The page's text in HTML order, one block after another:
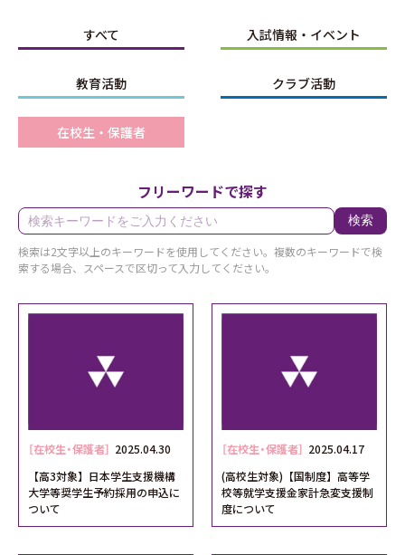
すべて 入試情報・イベント
教育活動 クラブ活動
在校生・保護者
フリーワードで探す
検索
検索は2文字以上のキーワードを使用してください。複数のキーワードで検
索する場合、スペースで区切って入力してください。
［在校生・保護者］ 2025.04.30
【高3対象】日本学生支援機構
大学等奨学生予約採用の申込に
ついて
［在校生・保護者］ 2025.04.17
(高校生対象)【国制度】高等学
校等就学支援金家計急変支援制
度について